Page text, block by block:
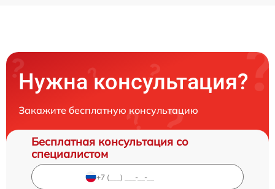
Нужна консультация?
Закажите бесплатную консультацию
Бесплатная консультация со
специалистом